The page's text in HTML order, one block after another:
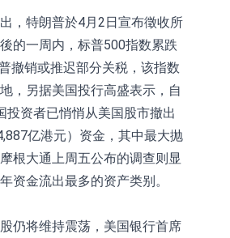
出，特朗普於4月2日宣布徵收所
的一周内，标普500指数累跌
撤销或推迟部分关税，该指数
，另据美国投行高盛表示，自
投资者已悄悄从美国股市撤出
亿港元）资金，其中最大抛
根大通上周五公布的调查则显
资金流出最多的资产类别。
仍将维持震荡，美国银行首席